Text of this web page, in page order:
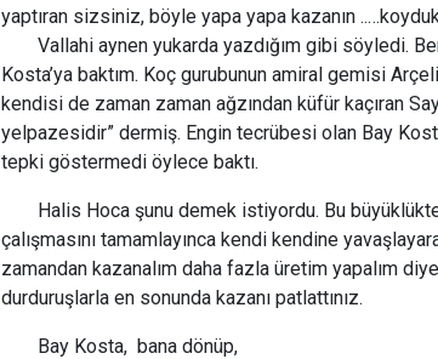
yaptıran sizsiniz, böyle yapa yapa kazanın
Vallahi aynen yukarda yazdığım gibi söyledi.
Kosta’ya baktım. Koç gurubunun amiral gemisi
kendisi de zaman zaman ağzından küfür kaçıran
yelpazesidir” dermiş. Engin tecrübesi olan Bay
tepki göstermedi öylece baktı.
Halis Hoca şunu demek istiyordu. Bu
çalışmasını tamamlayınca kendi kendine
zamandan kazanalım daha fazla üretim yapalım
durduruşlarla en sonunda kazanı patlattınız.
Bay Kosta, bana dönüp,